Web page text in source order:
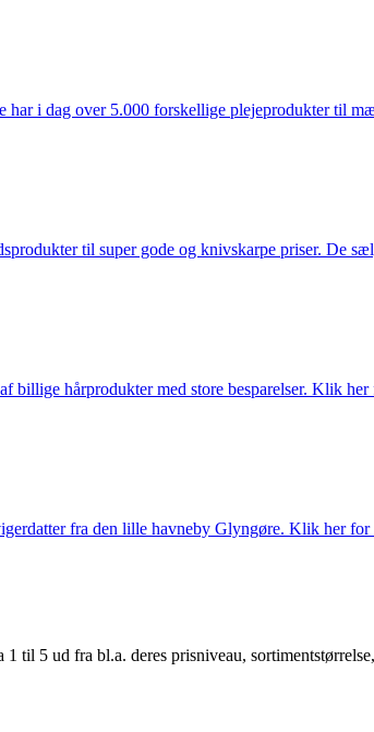
i dag over 5.000 forskellige plejeprodukter til
til super gode og knivskarpe priser. De
hårprodukter med store besparelser. Klik her
fra den lille havneby Glyngøre. Klik her for
til 5 ud fra bl.a. deres prisniveau,